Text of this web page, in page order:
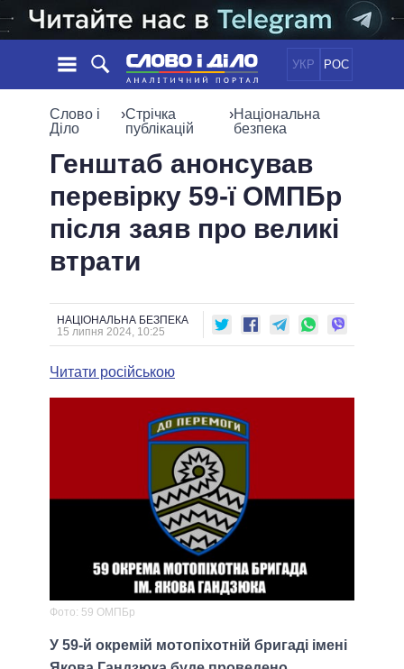
УКР РОС
НОВИНИ
СТАТТІ
ДУМКИ
ОГЛЯДИ
ЕКОНОМІКА
СУСПІЛЬСТВО
СВІТ
ПОЛIТИКИ
УСІ ПОЛІТИКИ
ПРЕЗИДЕНТ І ОФІС
КАБІНЕТ МІНІСТРІВ
ГОЛОВИ ОБЛАДМІНІСТРАЦІЙ
МЕРИ МІСТ
ІНФОГРАФІКА
ПІДТРИМАТИ
ПОРІВНЯННЯ ПОЛІТИКІВ
Слово і
Діло
›Стрічка
публікацій
›Національна
безпека
Генштаб анонсував
перевірку 59-ї ОМПБр
після заяв про великі
втрати
НАЦІОНАЛЬНА БЕЗПЕКА
15 липня 2024, 10:25
Читати російською
Фото: 59 ОМПБр
У 59-й окремій мотопіхотній бригаді імені